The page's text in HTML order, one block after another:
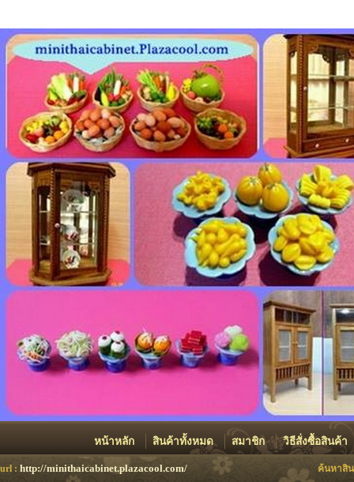
หน้าหลัก สินค้าทั้งหมด สมาชิก วิธีสั่งซื้อสินค้า
url : http://minithaicabinet.plazacool.com/ ค้นหาสิ